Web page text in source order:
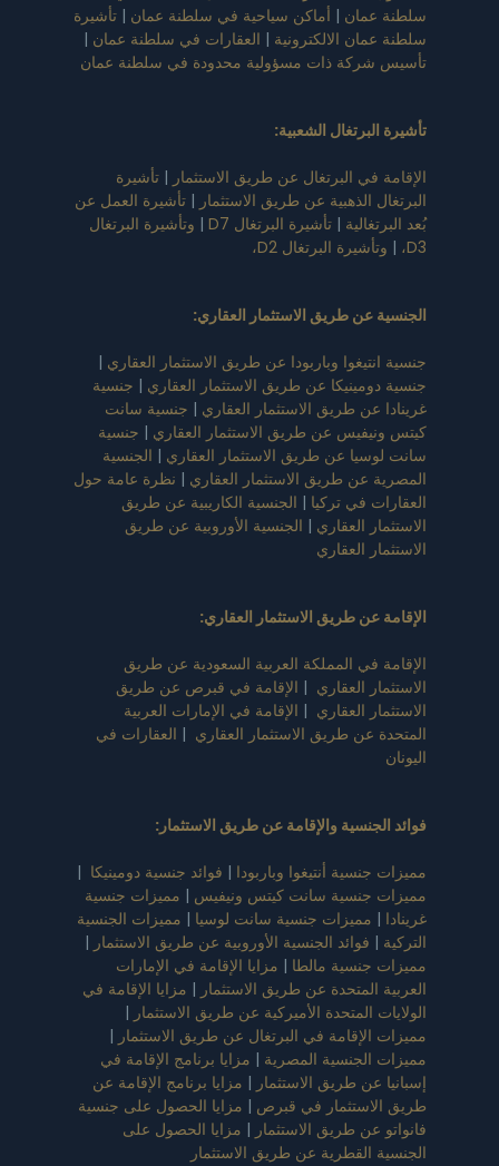
سلطنة عمان | أماكن سياحية في سلطنة عمان | تأشيرة
سلطنة عمان الالكترونية | العقارات في سلطنة عمان |
تأسيس شركة ذات مسؤولية محدودة في سلطنة عمان
تأشيرة البرتغال الشعبية:
الإقامة في البرتغال عن طريق الاستثمار | تأشيرة
البرتغال الذهبية عن طريق الاستثمار | تأشيرة العمل عن
بُعد البرتغالية | تأشيرة البرتغال D7 | وتأشيرة البرتغال
D3، | وتأشيرة البرتغال D2،
الجنسية عن طريق الاستثمار العقاري:
جنسية انتيغوا وباربودا عن طريق الاستثمار العقاري |
جنسية دومينيكا عن طريق الاستثمار العقاري | جنسية
غرينادا عن طريق الاستثمار العقاري | جنسية سانت
كيتس ونيفيس عن طريق الاستثمار العقاري | جنسية
سانت لوسيا عن طريق الاستثمار العقاري | الجنسية
المصرية عن طريق الاستثمار العقاري | نظرة عامة حول
العقارات في تركيا | الجنسية الكاريبية عن طريق
الاستثمار العقاري | الجنسية الأوروبية عن طريق
الاستثمار العقاري
الإقامة عن طريق الاستثمار العقاري:
الإقامة في المملكة العربية السعودية عن طريق
الاستثمار العقاري | الإقامة في قبرص عن طريق
الاستثمار العقاري | الإقامة في الإمارات العربية
المتحدة عن طريق الاستثمار العقاري | العقارات في
اليونان
فوائد الجنسية والإقامة عن طريق الاستثمار:
مميزات جنسية أنتيغوا وباربودا | فوائد جنسية دومينيكا |
مميزات جنسية سانت كيتس ونيفيس | مميزات جنسية
غرينادا | مميزات جنسية سانت لوسيا | مميزات الجنسية
التركية | فوائد الجنسية الأوروبية عن طريق الاستثمار |
مميزات جنسية مالطا | مزايا الإقامة في الإمارات
العربية المتحدة عن طريق الاستثمار | مزايا الإقامة في
الولايات المتحدة الأميركية عن طريق الاستثمار |
مميزات الإقامة في البرتغال عن طريق الاستثمار |
مميزات الجنسية المصرية | مزايا برنامج الإقامة في
إسبانيا عن طريق الاستثمار | مزايا برنامج الإقامة عن
طريق الاستثمار في قبرص | مزايا الحصول على جنسية
فانواتو عن طريق الاستثمار | مزايا الحصول على
الجنسية القطرية عن طريق الاستثمار